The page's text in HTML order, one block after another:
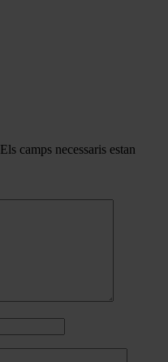
Els camps necessaris estan